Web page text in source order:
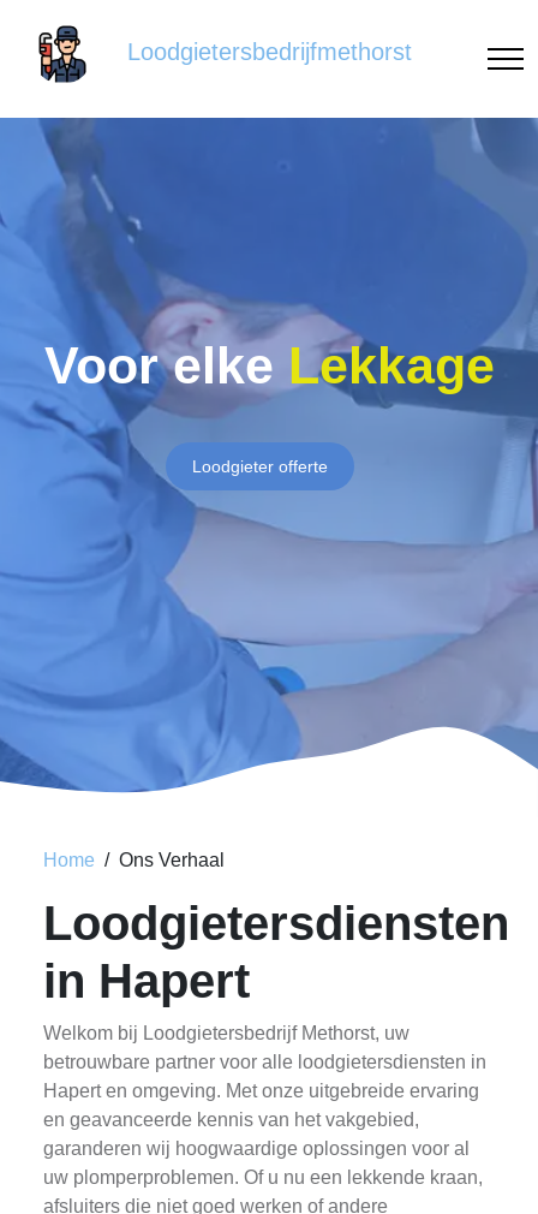
Loodgietersbedrijfmethorst
Voor elke Lekkage
Loodgieter offerte
Home Ons Verhaal
Loodgietersdiensten
in Hapert
Welkom bij Loodgietersbedrijf Methorst, uw
betrouwbare partner voor alle loodgietersdiensten in
Hapert en omgeving. Met onze uitgebreide ervaring
en geavanceerde kennis van het vakgebied,
garanderen wij hoogwaardige oplossingen voor al
uw plomperproblemen. Of u nu een lekkende kraan,
afsluiters die niet goed werken of andere